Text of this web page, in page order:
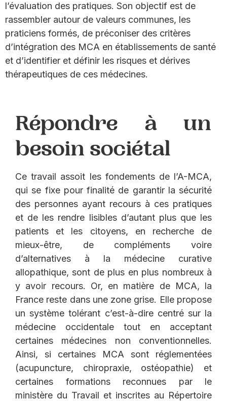
l’évaluation des pratiques. Son objectif est de
rassembler autour de valeurs communes, les
praticiens formés, de préconiser des critères
d’intégration des MCA en établissements de santé
et d’identifier et définir les risques et dérives
thérapeutiques de ces médecines.
Répondre à un
besoin sociétal
Ce travail assoit les fondements de l’A-MCA,
qui se fixe pour finalité de garantir la sécurité
des personnes ayant recours à ces pratiques
et de les rendre lisibles d’autant plus que les
patients et les citoyens, en recherche de
mieux-être, de compléments voire
d’alternatives à la médecine curative
allopathique, sont de plus en plus nombreux à
y avoir recours. Or, en matière de MCA, la
France reste dans une zone grise. Elle propose
un système tolérant c’est-à-dire centré sur la
médecine occidentale tout en acceptant
certaines médecines non conventionnelles.
Ainsi, si certaines MCA sont réglementées
(acupuncture, chiropraxie, ostéopathie) et
certaines formations reconnues par le
ministère du Travail et inscrites au Répertoire